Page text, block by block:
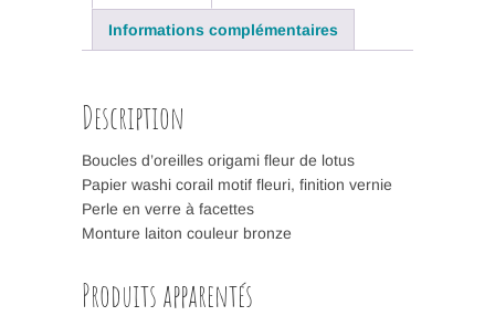
Informations complémentaires
Description
Boucles d’oreilles origami fleur de lotus
Papier washi corail motif fleuri, finition vernie
Perle en verre à facettes
Monture laiton couleur bronze
Produits apparentés